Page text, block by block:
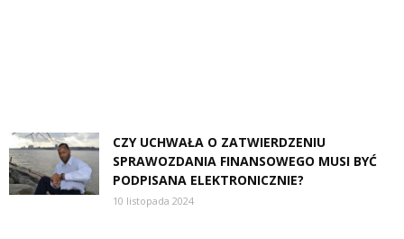
CZY UCHWAŁA O ZATWIERDZENIU
SPRAWOZDANIA FINANSOWEGO MUSI BYĆ
PODPISANA ELEKTRONICZNIE?
10 listopada 2024